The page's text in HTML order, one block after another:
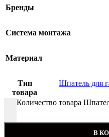
Бренды
Система монтажа
Материал
Тип
товара
Шпатель для
-
Количество товара
В